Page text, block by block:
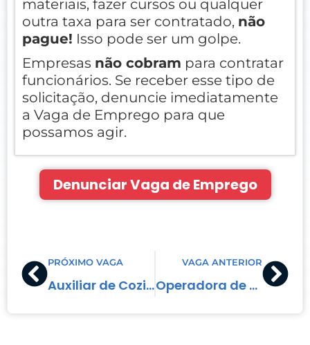
materiais, fazer cursos ou qualquer
outra taxa para ser contratado, não
pague! Isso pode ser um golpe.
Empresas não cobram para contratar
funcionários. Se receber esse tipo de
solicitação, denuncie imediatamente
a Vaga de Emprego para que
possamos agir.
Denunciar Vaga de Emprego
Prev
PRÓXIMO VAGA
Auxiliar de Cozinha
VAGA ANTERIOR
Operadora de Caixa